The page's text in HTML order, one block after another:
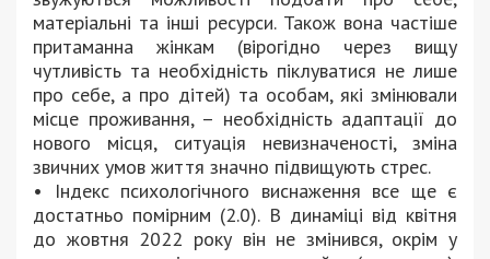
матеріальні та інші ресурси. Також вона частіше
притаманна жінкам (вірогідно через вищу
чутливість та необхідність піклуватися не лише
про себе, а про дітей) та особам, які змінювали
місце проживання, – необхідність адаптації до
нового місця, ситуація невизначеності, зміна
звичних умов життя значно підвищують стрес.
• Індекс психологічного виснаження все ще є
достатньо помірним (2.0). В динаміці від квітня
до жовтня 2022 року він не змінився, окрім у